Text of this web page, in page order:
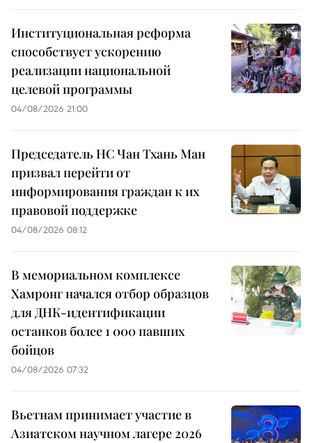
Институциональная реформа
способствует ускорению
реализации национальной
целевой программы
04/08/2026 21:00
Председатель НС Чан Тхань Ман
призвал перейти от
информирования граждан к их
правовой поддержке
04/08/2026 08:12
В мемориальном комплексе
Хамронг начался отбор образцов
для ДНК-идентификации
останков более 1 000 павших
бойцов
04/08/2026 07:32
Вьетнам принимает участие в
Азиатском научном лагере 2026